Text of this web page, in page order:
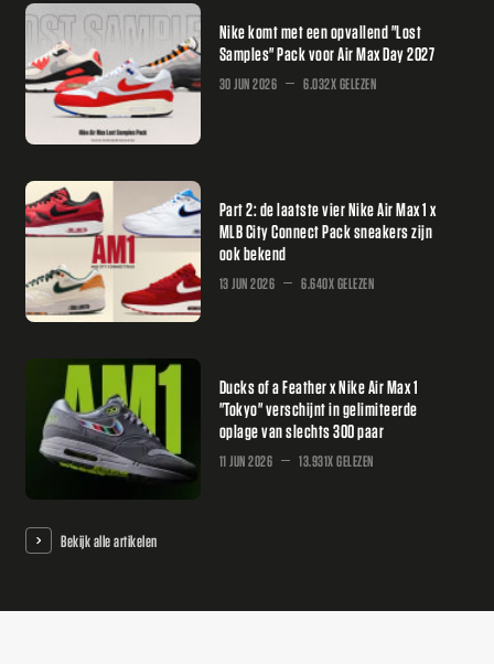
Nike komt met een opvallend "Lost
Samples" Pack voor Air Max Day 2027
30 JUN 2026 6.032X GELEZEN
Part 2: de laatste vier Nike Air Max 1 x
MLB City Connect Pack sneakers zijn
ook bekend
13 JUN 2026 6.640X GELEZEN
Ducks of a Feather x Nike Air Max 1
"Tokyo" verschijnt in gelimiteerde
oplage van slechts 300 paar
11 JUN 2026 13.931X GELEZEN
Bekijk alle artikelen